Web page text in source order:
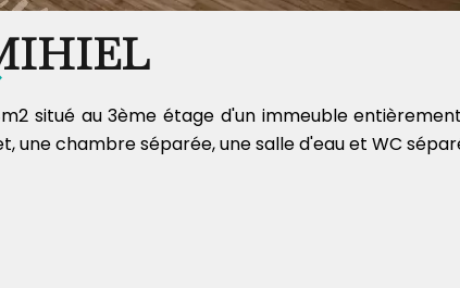
situé au 3ème étage d'un immeuble
chambre séparée, une salle d'eau et WC